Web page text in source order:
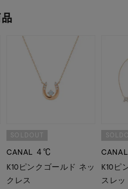
SOLDOUT
CANAL ４℃
K10ピンクゴールド ネッ
クレス
K10ピ
スレ